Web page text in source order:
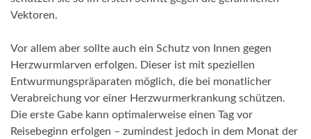
Vektoren.
Vor allem aber sollte auch ein Schutz von Innen gegen
Herzwurmlarven erfolgen. Dieser ist mit speziellen
Entwurmungspräparaten möglich, die bei monatlicher
Verabreichung vor einer Herzwurmerkrankung schützen.
Die erste Gabe kann optimalerweise einen Tag vor
Reisebeginn erfolgen – zumindest jedoch in dem Monat der